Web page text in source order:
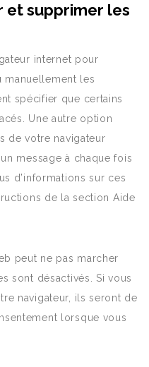
supprimer les
internet pour
manuellement les
spécifier que certains
Une autre option
de votre navigateur
message à chaque fois
d’informations sur ces
de la section Aide
peut ne pas marcher
sont désactivés. Si vous
navigateur, ils seront de
lorsque vous